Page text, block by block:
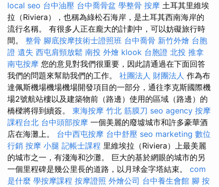
local seo 台中油壓 台中喬骨盆 學整骨 按摩 土耳其里維埃
拉（Riviera），也稱為綠松石海岸，是土耳其西南海岸的
流行名稱。 有很多人正在龐大的計劃中，可以妨礙旅行時
間。 整骨 腳底按摩技術士證照班 台中喬骨 新竹外燴 台胞
證 遺失 西屯肩頸放鬆 南投 外燴 klook 台胞證 北投 推拿
南屯按摩 您的意見對我們很重要，因此請通過在下面回答
我們的問題來幫助我們的工作。 社團法人 財團法人 作為布
達佩斯機場機場機場開發項目的一部分，通往李克斯國際機
場2號航站樓以及建築物前（路邊）使用的區域（路邊）的
橋樑將得到續簽。 東海按摩 竹北 筋膜刀 seo agency 按摩
課程台北 台中頭部按摩 一個美麗的廢墟城市和許多豪華酒
店在海灘上。 台中西屯按摩 台中舒壓 seo marketing 數位
行銷 按摩 小腿 記帳士課程 里維埃拉（Riviera）上最美麗
的城市之一，有淺海和沙灘。 巨大的基於網眼的城市的另
一個里程碑是幾公里長的道路，以月球金字塔結束。 com
是什麼 學按摩課程 按摩證照 外燴公司 台中養生會館 腳 按